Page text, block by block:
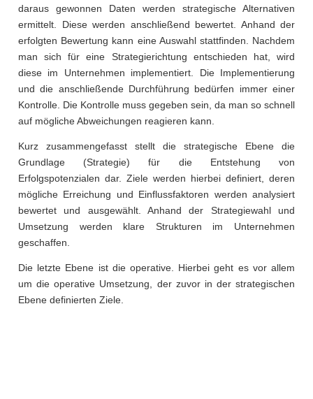
daraus gewonnen Daten werden strategische Alternativen
ermittelt. Diese werden anschließend bewertet. Anhand der
erfolgten Bewertung kann eine Auswahl stattfinden. Nachdem
man sich für eine Strategierichtung entschieden hat, wird
diese im Unternehmen implementiert. Die Implementierung
und die anschließende Durchführung bedürfen immer einer
Kontrolle. Die Kontrolle muss gegeben sein, da man so schnell
auf mögliche Abweichungen reagieren kann.
Kurz zusammengefasst stellt die strategische Ebene die
Grundlage (Strategie) für die Entstehung von
Erfolgspotenzialen dar. Ziele werden hierbei definiert, deren
mögliche Erreichung und Einflussfaktoren werden analysiert
bewertet und ausgewählt. Anhand der Strategiewahl und
Umsetzung werden klare Strukturen im Unternehmen
geschaffen.
Die letzte Ebene ist die operative. Hierbei geht es vor allem
um die operative Umsetzung, der zuvor in der strategischen
Ebene definierten Ziele.